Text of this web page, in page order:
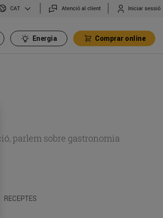
CAT Atenció al client Iniciar sessió
Energia Comprar online
parlem sobre gastronomia
RECEPTES